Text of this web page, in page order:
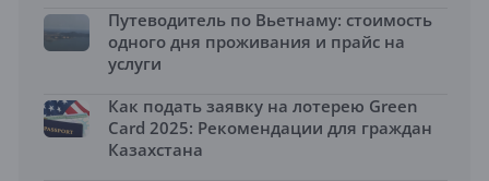
Путеводитель по Вьетнаму: стоимость
одного дня проживания и прайс на
услуги
Как подать заявку на лотерею Green
Card 2025: Рекомендации для граждан
Казахстана